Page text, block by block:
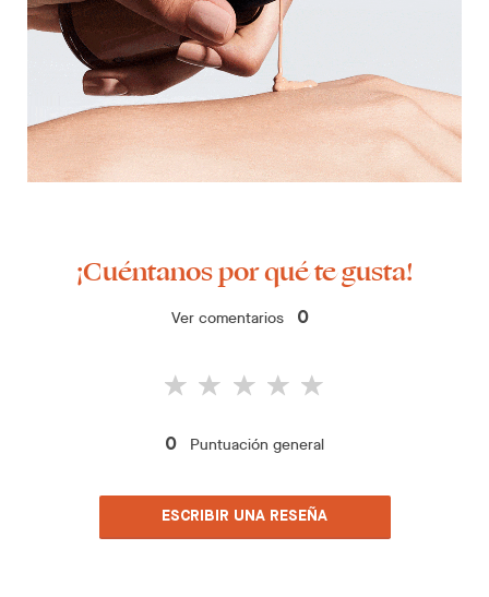
¡Cuéntanos por qué te gusta!
Ver comentarios 0
0 Puntuación general
ESCRIBIR UNA RESEÑA